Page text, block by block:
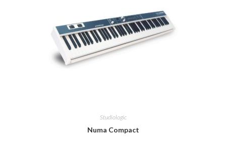
Studiologic
Numa Compact